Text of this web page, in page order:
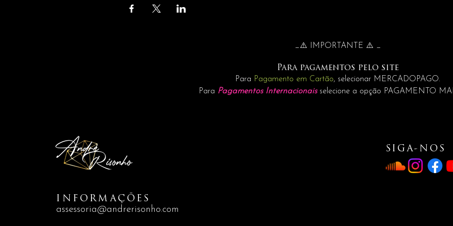
_⚠️ IMPORTANTE ⚠️ _
Para pagamentos pelo site
Para Pagamento em Cartão, selecionar MERCADOPAGO.
Para Pagamentos Internacionais selecione a opção PAGAMENTO
INFORMAÇÕES
assessoria@andrerisonho.com
SIGA-NOS